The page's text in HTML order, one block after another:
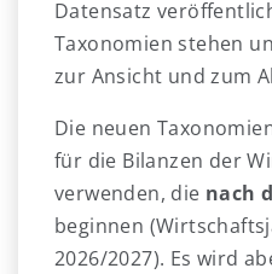
Datensatz
Taxonomien stehen
zur Ansicht und zum
Die neuen
für die Bilanzen der
verwenden, die nach
beginnen
2026/2027). Es wird